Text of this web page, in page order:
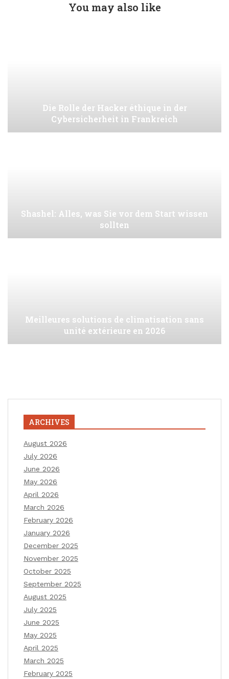
You may also like
Die Rolle der Hacker éthique in der
Cybersicherheit in Frankreich
Shashel: Alles, was Sie vor dem Start wissen
sollten
Meilleures solutions de climatisation sans
unité extérieure en 2026
ARCHIVES
August 2026
July 2026
June 2026
May 2026
April 2026
March 2026
February 2026
January 2026
December 2025
November 2025
October 2025
September 2025
August 2025
July 2025
June 2025
May 2025
April 2025
March 2025
February 2025